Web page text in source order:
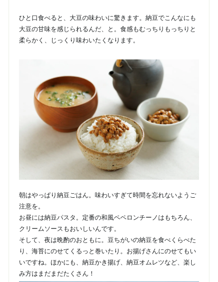
ひと口食べると、大豆の味わいに驚きます。納豆でこんなにも
大豆の甘味を感じられるんだ、と。食感もむっちりもっちりと
柔らかく、じっくり味わいたくなります。
朝はやっぱり納豆ごはん。味わいすぎて時間を忘れないようご
注意を。
お昼には納豆パスタ。定番の和風ペペロンチーノはもちろん、
クリームソースもおいしいんです。
そして、夜は晩酌のおともに。豆ちがいの納豆を食べくらべた
り、海苔にのせてくるっと巻いたり。お揚げさんにのせてもい
いですね。ほかにも、納豆かき揚げ、納豆オムレツなど、楽し
み方はまだまだたくさん！